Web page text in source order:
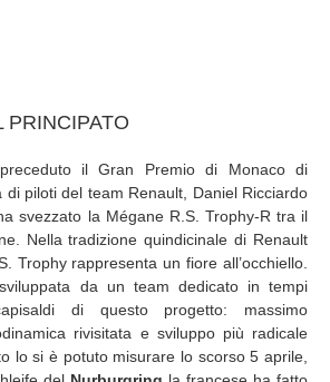
PRINCIPATO
il Gran Premio di Monaco di
di piloti del team Renault, Daniel Ricciardo
svezzato la Mégane R.S. Trophy-R tra il
Nella tradizione quindicinale di Renault
Trophy rappresenta un fiore all’occhiello.
da un team dedicato in tempi
di questo progetto: massimo
rivisitata e sviluppo più radicale
lo si è potuto misurare lo scorso 5 aprile,